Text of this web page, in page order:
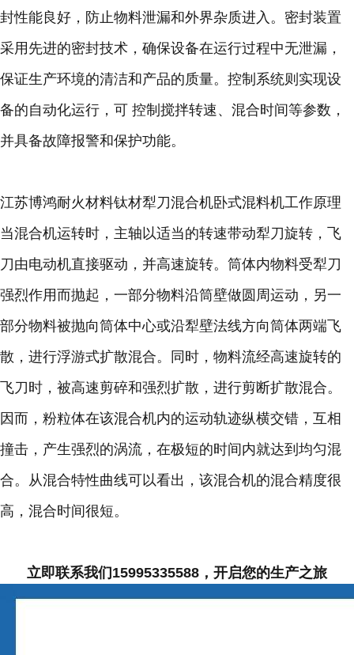
封性能良好，防止物料泄漏和外界杂质进入。密封装置
采用先进的密封技术，确保设备在运行过程中无泄漏，
保证生产环境的清洁和产品的质量。控制系统则实现设
备的自动化运行，可 控制搅拌转速、混合时间等参数，
并具备故障报警和保护功能。
江苏博鸿耐火材料钛材犁刀混合机卧式混料机工作原理
当混合机运转时，主轴以适当的转速带动犁刀旋转，飞
刀由电动机直接驱动，并高速旋转。筒体内物料受犁刀
强烈作用而抛起，一部分物料沿筒壁做圆周运动，另一
部分物料被抛向筒体中心或沿犁壁法线方向筒体两端飞
散，进行浮游式扩散混合。同时，物料流经高速旋转的
飞刀时，被高速剪碎和强烈扩散，进行剪断扩散混合。
因而，粉粒体在该混合机内的运动轨迹纵横交错，互相
撞击，产生强烈的涡流，在极短的时间内就达到均匀混
合。从混合特性曲线可以看出，该混合机的混合精度很
高，混合时间很短。
立即联系我们15995335588，开启您的生产之旅